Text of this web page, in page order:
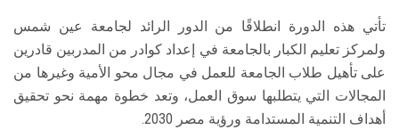
تأتي هذه الدورة انطلاقًا من الدور الرائد لجامعة عين شمس
ولمركز تعليم الكبار بالجامعة في إعداد كوادر من المدربين قادرين
على تأهيل طلاب الجامعة للعمل في مجال محو الأمية وغيرها من
المجالات التي يتطلبها سوق العمل، وتعد خطوة مهمة نحو تحقيق
أهداف التنمية المستدامة ورؤية مصر 2030.